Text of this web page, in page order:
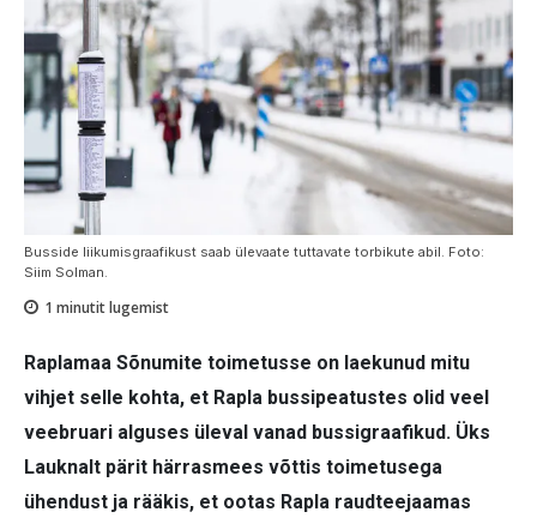
Busside liikumisgraafikust saab ülevaate tuttavate torbikute abil. Foto:
Siim Solman.
1 minutit lugemist
Raplamaa Sõnumite toimetusse on laekunud mitu
vihjet selle kohta, et Rapla bussipeatustes olid veel
veebruari alguses üleval vanad bussigraafikud. Üks
Lauknalt pärit härrasmees võttis toimetusega
ühendust ja rääkis, et ootas Rapla raudteejaamas